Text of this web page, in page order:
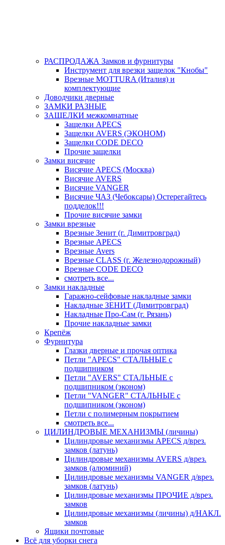
РАСПРОДАЖА Замков и фурнитуры
Инструмент для врезки защелок "Кнобы"
Врезные MOTTURA (Италия) и
комплектующие
Доводчики дверные
ЗАМКИ РАЗНЫЕ
ЗАЩЕЛКИ межкомнатные
Защелки APECS
Защелки AVERS (ЭКОНОМ)
Защелки CODE DECO
Прочие защелки
Замки висячие
Висячие APECS (Москва)
Висячие AVERS
Висячие VANGER
Висячие ЧАЗ (Чебоксары) Остерегайтесь
подделок!!!
Прочие висячие замки
Замки врезные
Врезные Зенит (г. Димитровград)
Врезные APECS
Врезные Avers
Врезные CLASS (г. Железнодорожный)
Врезные CODE DECO
смотреть все...
Замки накладные
Гаражно-сейфовые накладные замки
Накладные ЗЕНИТ (Димитровград)
Накладные Про-Сам (г. Рязань)
Прочие накладные замки
Крепёж
Фурнитура
Глазки дверные и прочая оптика
Петли "APECS" СТАЛЬНЫЕ с
подшипником
Петли "AVERS" СТАЛЬНЫЕ с
подшипником (эконом)
Петли "VANGER" СТАЛЬНЫЕ с
подшипником (эконом)
Петли с полимерным покрытием
смотреть все...
ЦИЛИНДРОВЫЕ МЕХАНИЗМЫ (личины)
Цилиндровые механизмы APECS д/врез.
замков (латунь)
Цилиндровые механизмы AVERS д/врез.
замков (алюминий)
Цилиндровые механизмы VANGER д/врез.
замков (латунь)
Цилиндровые механизмы ПРОЧИЕ д/врез.
замков
Цилиндровые механизмы (личины) д/НАКЛ.
замков
Ящики почтовые
Всё для уборки снега